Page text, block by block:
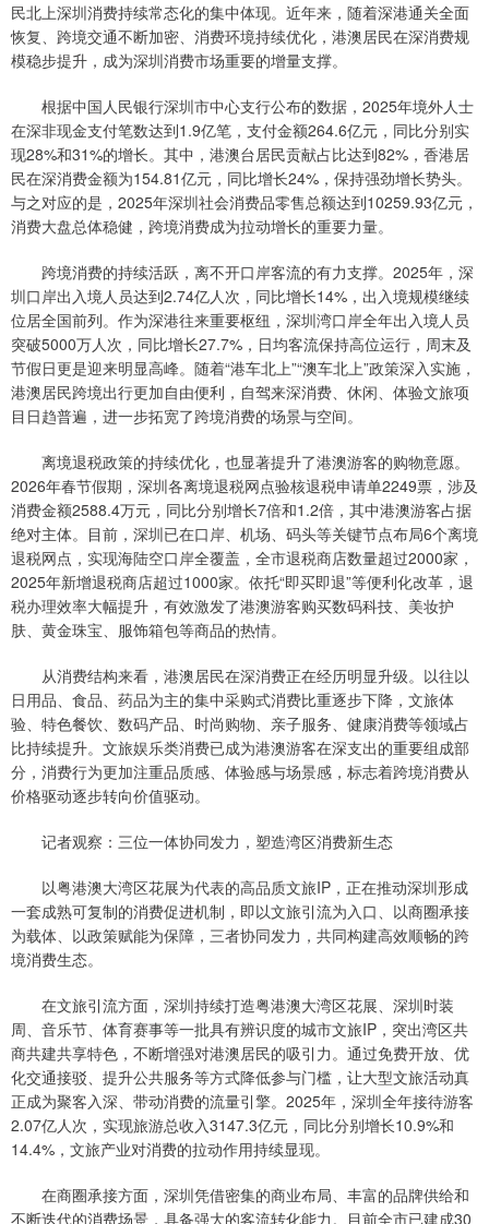
民北上深圳消费持续常态化的集中体现。近年来，随着深港通关全面
恢复、跨境交通不断加密、消费环境持续优化，港澳居民在深消费规
模稳步提升，成为深圳消费市场重要的增量支撑。
根据中国人民银行深圳市中心支行公布的数据，2025年境外人士
在深非现金支付笔数达到1.9亿笔，支付金额264.6亿元，同比分别实
现28%和31%的增长。其中，港澳台居民贡献占比达到82%，香港居
民在深消费金额为154.81亿元，同比增长24%，保持强劲增长势头。
与之对应的是，2025年深圳社会消费品零售总额达到10259.93亿元，
消费大盘总体稳健，跨境消费成为拉动增长的重要力量。
跨境消费的持续活跃，离不开口岸客流的有力支撑。2025年，深
圳口岸出入境人员达到2.74亿人次，同比增长14%，出入境规模继续
位居全国前列。作为深港往来重要枢纽，深圳湾口岸全年出入境人员
突破5000万人次，同比增长27.7%，日均客流保持高位运行，周末及
节假日更是迎来明显高峰。随着“港车北上”“澳车北上”政策深入实施，
港澳居民跨境出行更加自由便利，自驾来深消费、休闲、体验文旅项
目日趋普遍，进一步拓宽了跨境消费的场景与空间。
离境退税政策的持续优化，也显著提升了港澳游客的购物意愿。
2026年春节假期，深圳各离境退税网点验核退税申请单2249票，涉及
消费金额2588.4万元，同比分别增长7倍和1.2倍，其中港澳游客占据
绝对主体。目前，深圳已在口岸、机场、码头等关键节点布局6个离境
退税网点，实现海陆空口岸全覆盖，全市退税商店数量超过2000家，
2025年新增退税商店超过1000家。依托“即买即退”等便利化改革，退
税办理效率大幅提升，有效激发了港澳游客购买数码科技、美妆护
肤、黄金珠宝、服饰箱包等商品的热情。
从消费结构来看，港澳居民在深消费正在经历明显升级。以往以
日用品、食品、药品为主的集中采购式消费比重逐步下降，文旅体
验、特色餐饮、数码产品、时尚购物、亲子服务、健康消费等领域占
比持续提升。文旅娱乐类消费已成为港澳游客在深支出的重要组成部
分，消费行为更加注重品质感、体验感与场景感，标志着跨境消费从
价格驱动逐步转向价值驱动。
记者观察：三位一体协同发力，塑造湾区消费新生态
以粤港澳大湾区花展为代表的高品质文旅IP，正在推动深圳形成
一套成熟可复制的消费促进机制，即以文旅引流为入口、以商圈承接
为载体、以政策赋能为保障，三者协同发力，共同构建高效顺畅的跨
境消费生态。
在文旅引流方面，深圳持续打造粤港澳大湾区花展、深圳时装
周、音乐节、体育赛事等一批具有辨识度的城市文旅IP，突出湾区共
商共建共享特色，不断增强对港澳居民的吸引力。通过免费开放、优
化交通接驳、提升公共服务等方式降低参与门槛，让大型文旅活动真
正成为聚客入深、带动消费的流量引擎。2025年，深圳全年接待游客
2.07亿人次，实现旅游总收入3147.3亿元，同比分别增长10.9%和
14.4%，文旅产业对消费的拉动作用持续显现。
在商圈承接方面，深圳凭借密集的商业布局、丰富的品牌供给和
不断迭代的消费场景，具备强大的客流转化能力。目前全市已建成30